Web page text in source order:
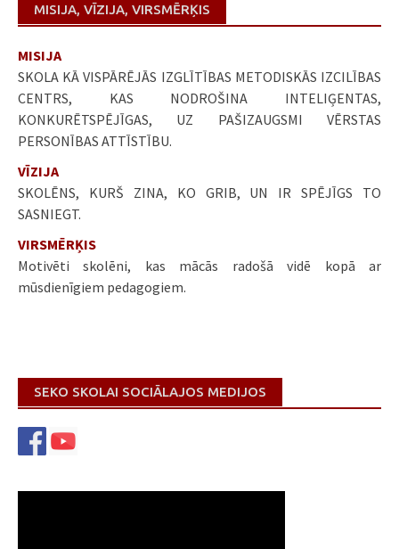
MISIJA, VĪZIJA, VIRSMĒRĶIS
MISIJA
SKOLA KĀ VISPĀRĒJĀS IZGLĪTĪBAS METODISKĀS IZCILĪBAS
CENTRS, KAS NODROŠINA INTELIĢENTAS,
KONKURĒTSPĒJĪGAS, UZ PAŠIZAUGSMI VĒRSTAS
PERSONĪBAS ATTĪSTĪBU.
VĪZIJA
SKOLĒNS, KURŠ ZINA, KO GRIB, UN IR SPĒJĪGS TO
SASNIEGT.
VIRSMĒRĶIS
Motivēti skolēni, kas mācās radošā vidē kopā ar
mūsdienīgiem pedagogiem.
SEKO SKOLAI SOCIĀLAJOS MEDIJOS